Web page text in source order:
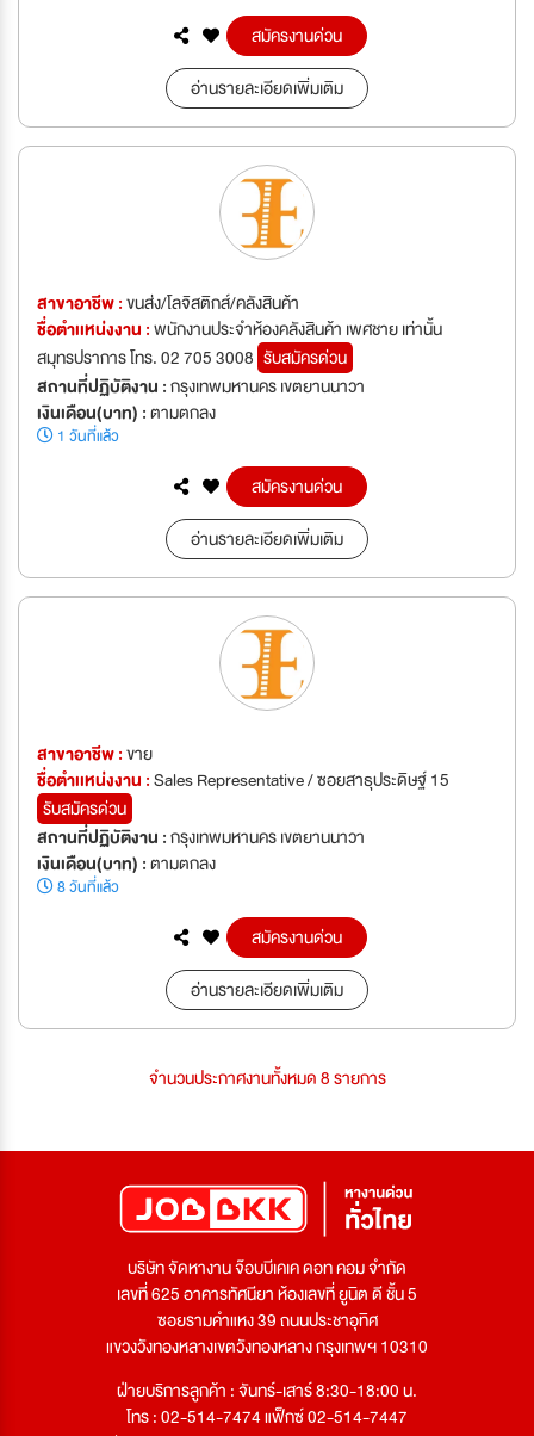
สมัครงานด่วน
อ่านรายละเอียดเพิ่มเติม
สาขาอาชีพ :ขนส่ง/โลจิสติกส์/คลังสินค้า
ชื่อตำเเหน่งงาน :พนักงานประจำห้องคลังสินค้า เพศชาย เท่านั้น
สมุทรปราการ โทร. 02 705 3008 รับสมัครด่วน
สถานที่ปฏิบัติงาน :กรุงเทพมหานคร เขตยานนาวา
เงินเดือน(บาท) :ตามตกลง
1 วันที่แล้ว
สมัครงานด่วน
อ่านรายละเอียดเพิ่มเติม
สาขาอาชีพ :ขาย
ชื่อตำเเหน่งงาน :Sales Representative / ซอยสาธุประดิษฐ์ 15
รับสมัครด่วน
สถานที่ปฏิบัติงาน :กรุงเทพมหานคร เขตยานนาวา
เงินเดือน(บาท) :ตามตกลง
8 วันที่แล้ว
สมัครงานด่วน
อ่านรายละเอียดเพิ่มเติม
จำนวนประกาศงานทั้งหมด 8 รายการ
บริษัท จัดหางาน จ๊อบบีเคเค ดอท คอม จำกัด
เลขที่ 625 อาคารทัศนียา ห้องเลขที่ ยูนิต ดี ชั้น 5
ซอยรามคำแหง 39 ถนนประชาอุทิศ
แขวงวังทองหลางเขตวังทองหลาง กรุงเทพฯ 10310
ฝ่ายบริการลูกค้า : จันทร์-เสาร์ 8:30-18:00 น.
โทร : 02-514-7474 แฟ็กซ์ 02-514-7447